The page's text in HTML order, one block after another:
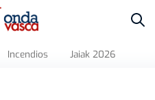
Incendios Jaiak 2026